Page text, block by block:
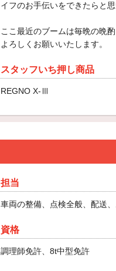
イフのお手伝いをできたらと思
ここ最近のブームは毎晩の晩
よろしくお願いいたします。
スタッフいち押し商品
REGNO X-Ⅲ
担当
車両の整備、点検全般、配送
資格
調理師免許、8t中型免許